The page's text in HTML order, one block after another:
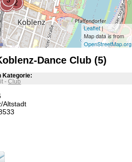
Leaflet|
Map data is from
OpenStreetMap.org
Dance Club (5)
Kategorie:
-Club
Altstadt